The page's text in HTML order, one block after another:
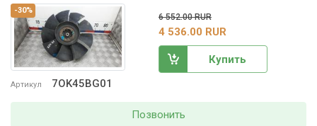
-30%
Артикул 7OK45BG01
6 552.00 RUR
4 536.00 RUR
Купить
Позвонить